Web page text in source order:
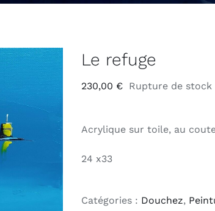
Le refuge
230,00 € Rupture de stock
Acrylique sur toile, au
24 x33
Catégories : Douchez,